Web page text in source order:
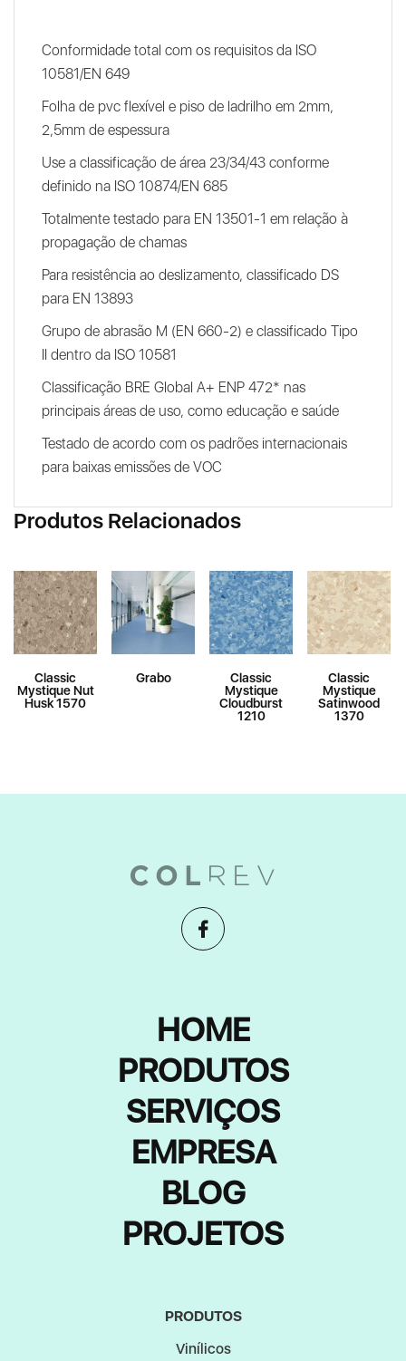
Conformidade total com os requisitos da ISO
10581/EN 649
Folha de pvc flexível e piso de ladrilho em 2mm,
2,5mm de espessura
Use a classificação de área 23/34/43 conforme
definido na ISO 10874/EN 685
Totalmente testado para EN 13501-1 em relação à
propagação de chamas
Para resistência ao deslizamento, classificado DS
para EN 13893
Grupo de abrasão M (EN 660-2) e classificado Tipo
II dentro da ISO 10581
Classificação BRE Global A+ ENP 472* nas
principais áreas de uso, como educação e saúde
Testado de acordo com os padrões internacionais
para baixas emissões de VOC
Produtos Relacionados
Classic
Mystique Nut
Husk 1570
Grabo
Classic
Mystique
Cloudburst
1210
Classic
Mystique
Satinwood
1370
HOME
PRODUTOS
SERVIÇOS
EMPRESA
BLOG
PROJETOS
PRODUTOS
Vinílicos